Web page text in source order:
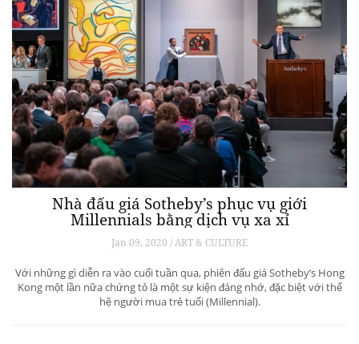
Nhà đấu giá Sotheby’s phục vụ giới
Millennials bằng dịch vụ xa xỉ
Jan 09, 2020 / ART & CULTURE
Với những gì diễn ra vào cuối tuần qua, phiên đấu giá Sotheby’s Hong
Kong một lần nữa chứng tỏ là một sự kiện đáng nhớ, đặc biệt với thế
hệ người mua trẻ tuổi (Millennial).